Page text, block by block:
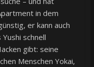
in dem
er kann auch
schnell
gibt: seine
Menschen Yokai,